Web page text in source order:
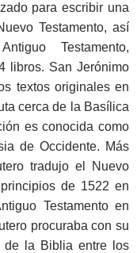
para escribir una
Testamento, así
Testamento,
libros. San Jerónimo
textos originales en
cerca de la Basílica
es conocida como
de Occidente. Más
tradujo el Nuevo
de 1522 en
Testamento en
procuraba con su
de la Biblia entre los